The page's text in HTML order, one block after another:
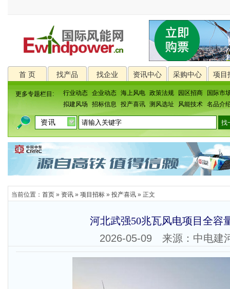
首 页 找产品 找企业 资讯中心 采购中心 项目
更多专题栏目: 行业动态 企业动态 海上风电 政策法规 园区招商
国际市
拟建风场
招标信息 投产喜讯 测风选址 风能技术 名品介
当前位置： 首页 » 资讯 » 项目招标 » 投产喜讯 » 正文
河北武强50兆瓦风电项目全容
2026-05-09 来源：中电建